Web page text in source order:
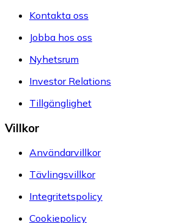
Kontakta oss
Jobba hos oss
Nyhetsrum
Investor Relations
Tillgänglighet
Villkor
Användarvillkor
Tävlingsvillkor
Integritetspolicy
Cookiepolicy